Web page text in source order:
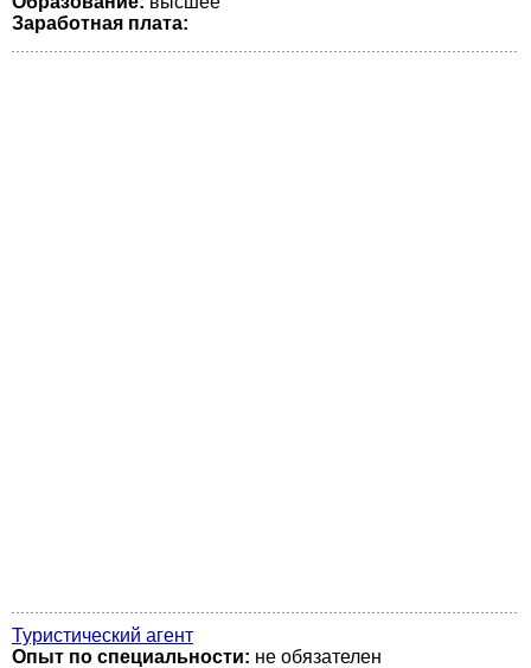
Заработная плата:
Туристический агент
Опыт по специальности: не обязателен